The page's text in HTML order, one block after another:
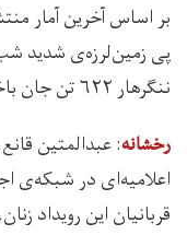
بر اساس آخرین آمار
پی زمین‌لرزه‌ی شدید
ننگرهار ۶۲۲ تن جان باخته و ۱۵۵۵ تن دیگر زخمی شده‌اند.
رخشانه: عبدالمتین
اعلامیه‌ای در شبکه‌ی
قربانیان این رویداد